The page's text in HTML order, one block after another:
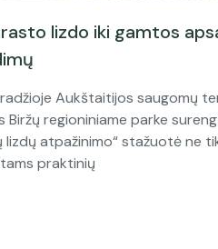
lizdo iki gamtos
Aukštaitijos saugomų
Biržų regioniniame parke
lizdų atpažinimo“ stažuotė ne
praktinių